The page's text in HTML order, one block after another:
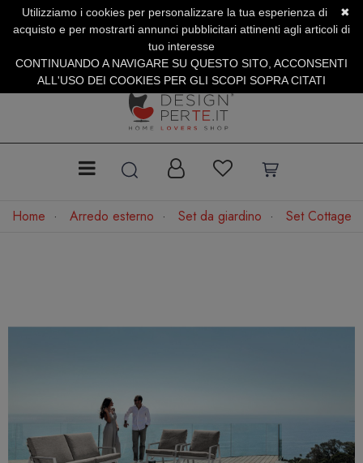
SERVIZIO CLIENTI +39.0773.470.562
SUMMER SALES | Fino al 31 Agosto
Home Arredo esterno Set da giardino Set Cottage
✖
Utilizziamo i cookies per personalizzare la tua esperienza di
acquisto e per mostrarti annunci pubblicitari attinenti agli articoli di
tuo interesse
CONTINUANDO A NAVIGARE SU QUESTO SITO, ACCONSENTI
ALL'USO DEI COOKIES PER GLI SCOPI SOPRA CITATI